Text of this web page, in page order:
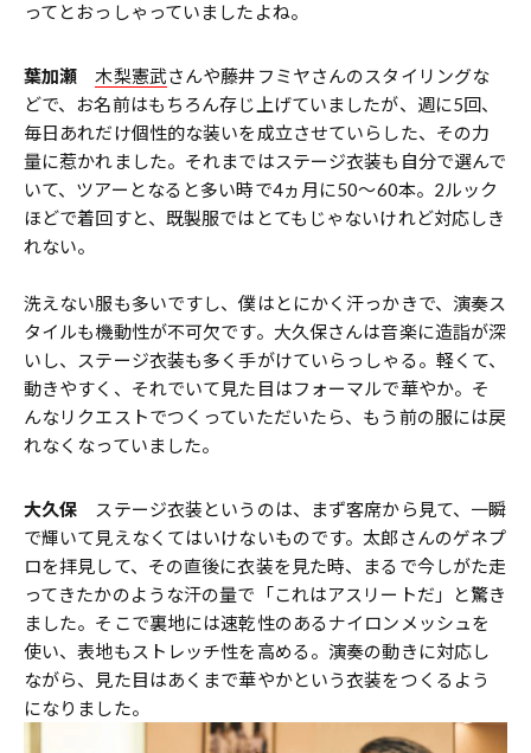
ってとおっしゃっていましたよね。
葉加瀬 木梨憲武さんや藤井フミヤさんのスタイリングな
どで、お名前はもちろん存じ上げていましたが、週に5回、
毎日あれだけ個性的な装いを成立させていらした、その力
量に惹かれました。それまではステージ衣装も自分で選んで
いて、ツアーとなると多い時で4ヵ月に50〜60本。2ルック
ほどで着回すと、既製服ではとてもじゃないけれど対応しき
れない。
洗えない服も多いですし、僕はとにかく汗っかきで、演奏ス
タイルも機動性が不可欠です。大久保さんは音楽に造詣が深
いし、ステージ衣装も多く手がけていらっしゃる。軽くて、
動きやすく、それでいて見た目はフォーマルで華やか。そ
んなリクエストでつくっていただいたら、もう前の服には戻
れなくなっていました。
大久保 ステージ衣装というのは、まず客席から見て、一瞬
で輝いて見えなくてはいけないものです。太郎さんのゲネプ
ロを拝見して、その直後に衣装を見た時、まるで今しがた走
ってきたかのような汗の量で「これはアスリートだ」と驚き
ました。そこで裏地には速乾性のあるナイロンメッシュを
使い、表地もストレッチ性を高める。演奏の動きに対応し
ながら、見た目はあくまで華やかという衣装をつくるよう
になりました。